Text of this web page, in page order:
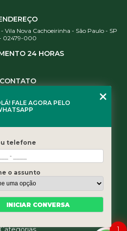
Vila Nova Cachoeirinha - São Paulo - SP
02479-000
24 HORAS
CONTATO
(11) 3461-5871
Home
Quem somos
Serviços
Blog
1
FALE AGORA PELO
telefone
o assunto
INICIAR CONVERSA